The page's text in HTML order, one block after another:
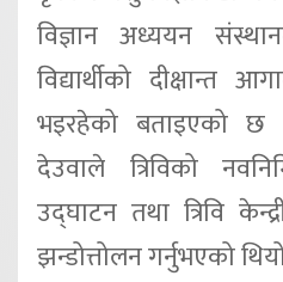
विज्ञान अध्ययन
विद्यार्थीको दीक्षान्त
भइरहेको बताइएको छ
देउवाले त्रिविको
उद्घाटन तथा त्रिवि
झन्डोत्तोलन गर्नुभएको